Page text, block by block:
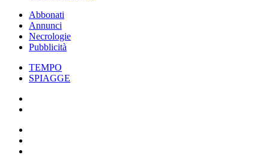
Abbonati
Annunci
Necrologie
Pubblicità
TEMPO
SPIAGGE